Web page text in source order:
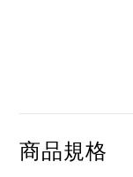
商品規格